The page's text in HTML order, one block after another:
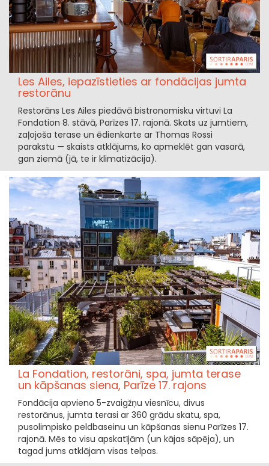
Les Ailes, iepazīstieties ar fondācijas jumta
restorānu
Restorāns Les Ailes piedāvā bistronomisku virtuvi La
Fondation 8. stāvā, Parīzes 17. rajonā. Skats uz jumtiem,
zaļojoša terase un ēdienkarte ar Thomas Rossi
parakstu — skaists atklājums, ko apmeklēt gan vasarā,
gan ziemā (jā, te ir klimatizācija).
La Fondation, restorāni, spa, jumta terase
un kāpšanas siena, Parīze 17. rajons
Fondācija apvieno 5-zvaigžņu viesnīcu, divus
restorānus, jumta terasi ar 360 grādu skatu, spa,
pusolimpisko peldbaseinu un kāpšanas sienu Parīzes 17.
rajonā. Mēs to visu apskatījām (un kājas sāpēja), un
tagad jums atklājam visas telpas.